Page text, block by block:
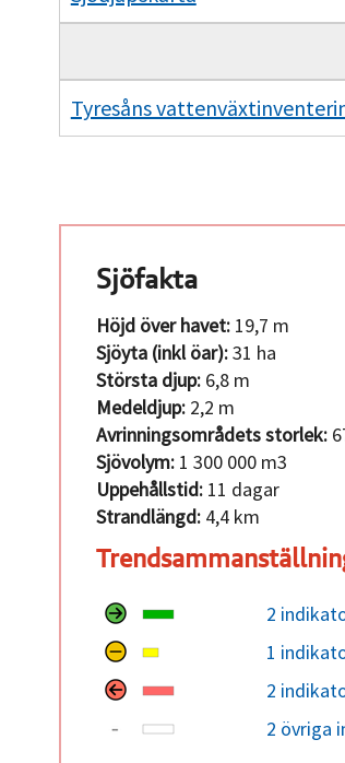
Tyresåns
Sjöfakta
Höjd över havet: 19,7 m
Sjöyta (inkl öar):31 ha
Största djup: 6,8 m
Medeldjup: 2,2 m
Avrinningsområdets storlek:
Sjövolym: 1 300 000 m3
Uppehållstid: 11 dagar
Strandlängd: 4,4 km
2
1
2
2 övriga